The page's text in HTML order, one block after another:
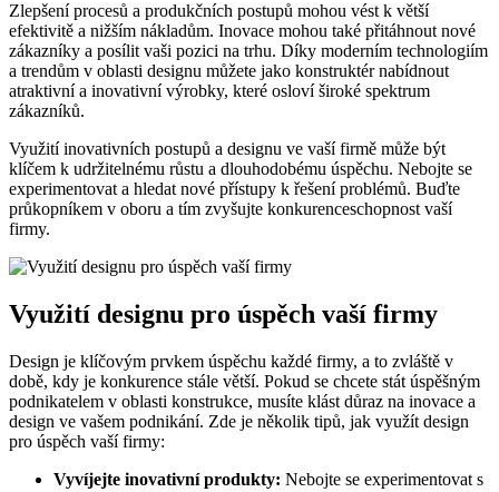
Zlepšení procesů a produkčních postupů mohou vést k větší
efektivitě a nižším nákladům. Inovace mohou také přitáhnout nové
zákazníky a posílit vaši pozici na trhu. Díky moderním technologiím
a trendům v oblasti designu můžete jako konstruktér nabídnout
atraktivní a inovativní výrobky, které osloví široké spektrum
zákazníků.
Využití inovativních postupů a designu ve vaší firmě může být
klíčem k udržitelnému růstu a dlouhodobému úspěchu. Nebojte se
experimentovat a hledat nové přístupy k řešení problémů. Buďte
průkopníkem v oboru a tím zvyšujte konkurenceschopnost vaší
firmy.
Využití designu pro úspěch vaší firmy
Design je klíčovým prvkem úspěchu každé firmy, a to zvláště v
době, kdy je konkurence stále větší. Pokud se chcete stát úspěšným
podnikatelem v oblasti konstrukce, musíte klást důraz na inovace a
design ve vašem podnikání. Zde je několik tipů, jak využít design
pro úspěch vaší firmy:
Vyvíjejte inovativní produkty: Nebojte se experimentovat s